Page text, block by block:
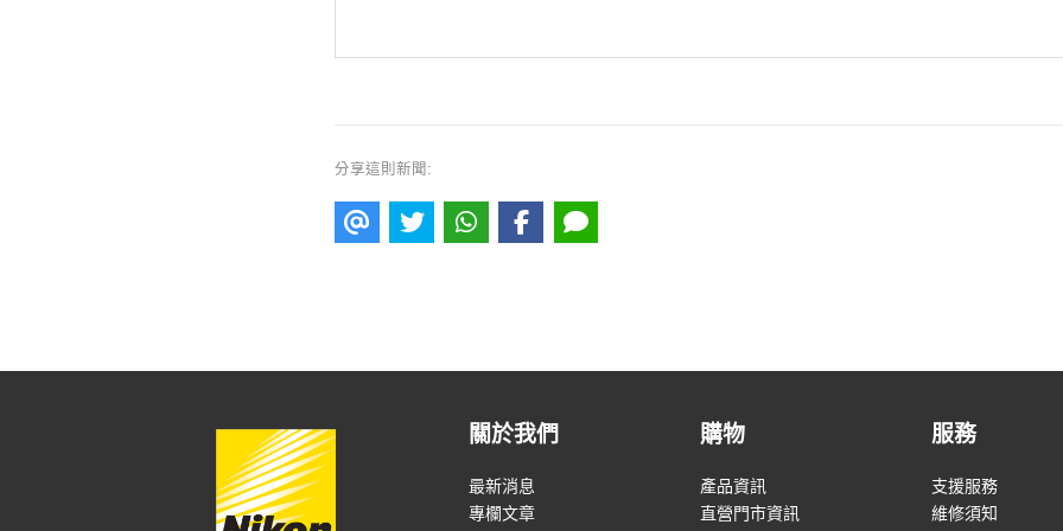
分享這則新聞:
關於我們
最新消息
專欄文章
購物
產品資訊
直營門市資訊
服務
支援服務
維修須知